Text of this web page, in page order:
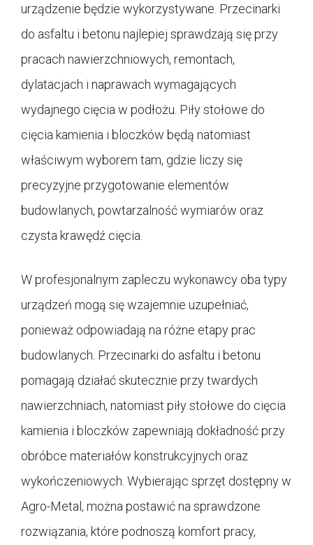
urządzenie będzie wykorzystywane. Przecinarki
do asfaltu i betonu najlepiej sprawdzają się przy
pracach nawierzchniowych, remontach,
dylatacjach i naprawach wymagających
wydajnego cięcia w podłożu. Piły stołowe do
cięcia kamienia i bloczków będą natomiast
właściwym wyborem tam, gdzie liczy się
precyzyjne przygotowanie elementów
budowlanych, powtarzalność wymiarów oraz
czysta krawędź cięcia.
W profesjonalnym zapleczu wykonawcy oba typy
urządzeń mogą się wzajemnie uzupełniać,
ponieważ odpowiadają na różne etapy prac
budowlanych. Przecinarki do asfaltu i betonu
pomagają działać skutecznie przy twardych
nawierzchniach, natomiast piły stołowe do cięcia
kamienia i bloczków zapewniają dokładność przy
obróbce materiałów konstrukcyjnych oraz
wykończeniowych. Wybierając sprzęt dostępny w
Agro-Metal, można postawić na sprawdzone
rozwiązania, które podnoszą komfort pracy,